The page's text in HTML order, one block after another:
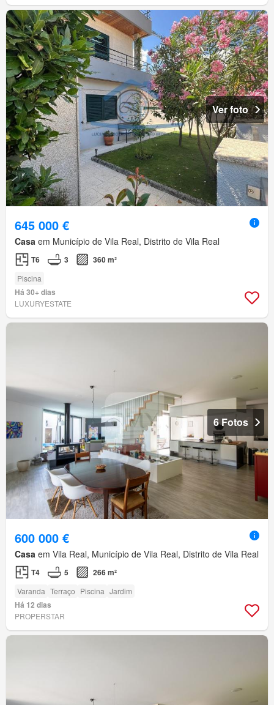
Ver foto
645 000 €
Casa em Município de Vila Real, Distrito de Vila Real
T6 3 360 m²
Piscina
Há 30+ dias
LUXURYESTATE
6 Fotos
600 000 €
Casa em Vila Real, Município de Vila Real, Distrito de Vila Real
T4 5 266 m²
Varanda Terraço Piscina Jardim
Há 12 dias
PROPERSTAR